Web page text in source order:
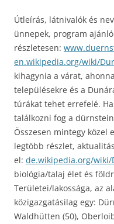
Útleírás, látnivalók és
ünnepek, program
részletesen:
en.wikipedia.org/wiki/
kihagynia a várat,
településekre és a
túrákat tehet errefelé.
találkozni fog a
Összesen mintegy közel
legtöbb részlet,
el: de.wikipedia.org/wiki/
biológia/talaj élet és
Területei/lakossága, az
közigazgatásilag egy:
Waldhütten (50),